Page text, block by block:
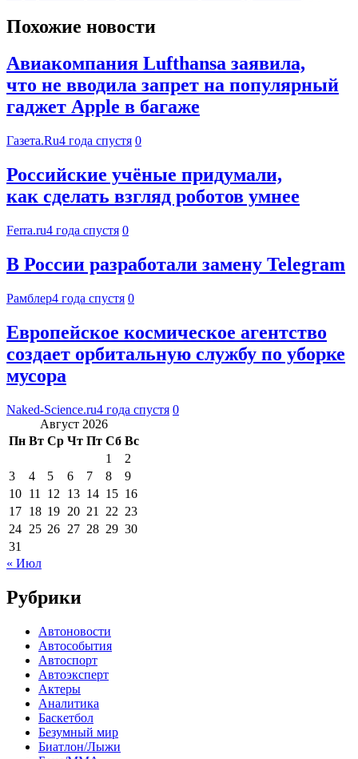
Похожие новости
Авиакомпания Lufthansa заявила,
что не вводила запрет на популярный
гаджет Apple в багаже
Газета.Ru4 года спустя 0
Российские учёные придумали,
как сделать взгляд роботов умнее
Ferra.ru4 года спустя 0
В России разработали замену Telegram
Рамблер4 года спустя 0
Европейское космическое агентство
создает орбитальную службу по уборке
мусора
Naked-Science.ru4 года спустя 0
Август 2026
Пн Вт Ср Чт Пт Сб Вс
1
2
3
4 5 6 7 8
9
10 11 12 13 14 15 16
17 18 19 20 21 22 23
24 25 26 27 28 29 30
31
« Июл
Рубрики
Автоновости
Автособытия
Автоспорт
Автоэксперт
Актеры
Аналитика
Баскетбол
Безумный мир
Биатлон/Лыжи